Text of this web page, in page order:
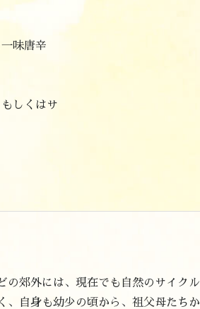
味唐辛
しくはサ
の郊外には、現在でも自然のサイクル
、自身も幼少の頃から、祖父母たちか